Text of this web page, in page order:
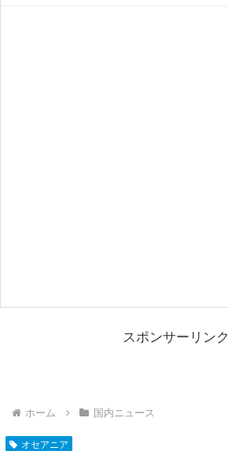
スポンサーリンク
ホーム 国内ニュース
オセアニア